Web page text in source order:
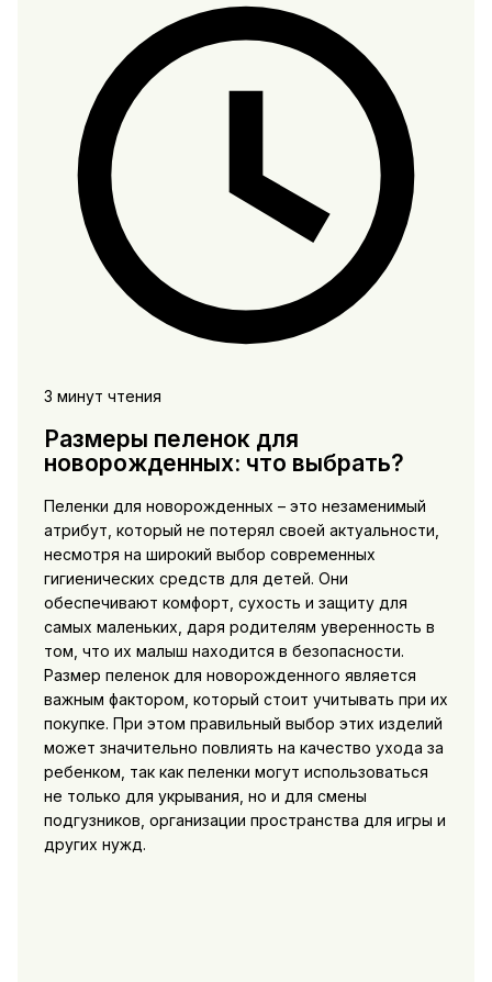
3 минут чтения
Размеры пеленок для
новорожденных: что выбрать?
Пеленки для новорожденных – это незаменимый
атрибут, который не потерял своей актуальности,
несмотря на широкий выбор современных
гигиенических средств для детей. Они
обеспечивают комфорт, сухость и защиту для
самых маленьких, даря родителям уверенность в
том, что их малыш находится в безопасности.
Размер пеленок для новорожденного является
важным фактором, который стоит учитывать при их
покупке. При этом правильный выбор этих изделий
может значительно повлиять на качество ухода за
ребенком, так как пеленки могут использоваться
не только для укрывания, но и для смены
подгузников, организации пространства для игры и
других нужд.